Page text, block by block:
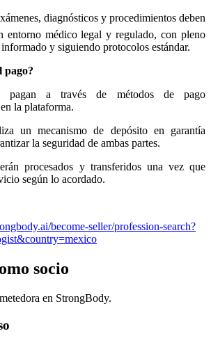
diagnósticos y procedimientos deben
entorno médico legal y regulado, con pleno
y siguiendo protocolos estándar.
pago?
pagan a través de métodos de pago
la plataforma.
un mecanismo de depósito en garantía
la seguridad de ambas partes.
procesados y transferidos una vez que
según lo acordado.
become-seller/profession-search?
socio
en StrongBody.